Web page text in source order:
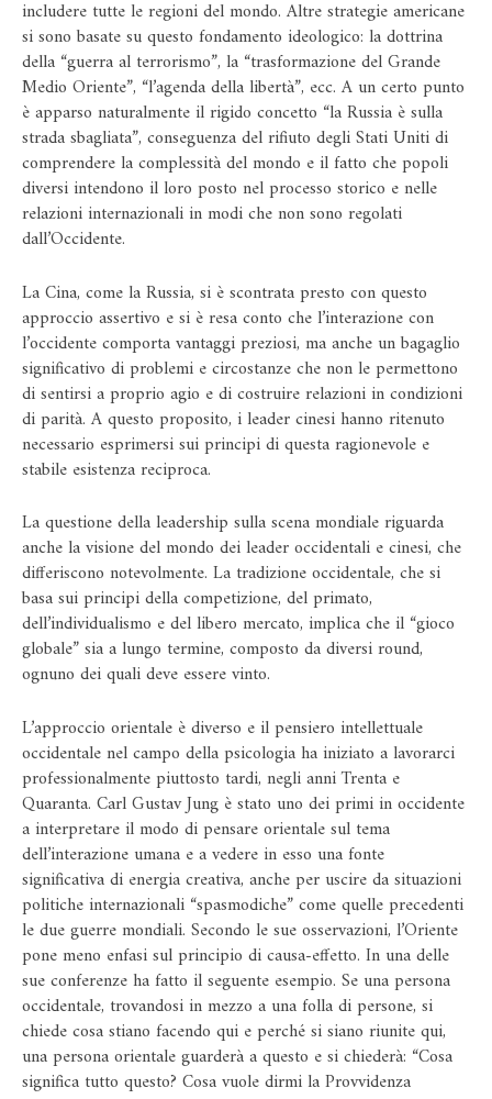
includere tutte le regioni del mondo. Altre strategie americane
si sono basate su questo fondamento ideologico: la dottrina
della “guerra al terrorismo”, la “trasformazione del Grande
Medio Oriente”, “l’agenda della libertà”, ecc. A un certo punto
è apparso naturalmente il rigido concetto “la Russia è sulla
strada sbagliata”, conseguenza del rifiuto degli Stati Uniti di
comprendere la complessità del mondo e il fatto che popoli
diversi intendono il loro posto nel processo storico e nelle
relazioni internazionali in modi che non sono regolati
dall’Occidente.
La Cina, come la Russia, si è scontrata presto con questo
approccio assertivo e si è resa conto che l’interazione con
l’occidente comporta vantaggi preziosi, ma anche un bagaglio
significativo di problemi e circostanze che non le permettono
di sentirsi a proprio agio e di costruire relazioni in condizioni
di parità. A questo proposito, i leader cinesi hanno ritenuto
necessario esprimersi sui principi di questa ragionevole e
stabile esistenza reciproca.
La questione della leadership sulla scena mondiale riguarda
anche la visione del mondo dei leader occidentali e cinesi, che
differiscono notevolmente. La tradizione occidentale, che si
basa sui principi della competizione, del primato,
dell’individualismo e del libero mercato, implica che il “gioco
globale” sia a lungo termine, composto da diversi round,
ognuno dei quali deve essere vinto.
L’approccio orientale è diverso e il pensiero intellettuale
occidentale nel campo della psicologia ha iniziato a lavorarci
professionalmente piuttosto tardi, negli anni Trenta e
Quaranta. Carl Gustav Jung è stato uno dei primi in occidente
a interpretare il modo di pensare orientale sul tema
dell’interazione umana e a vedere in esso una fonte
significativa di energia creativa, anche per uscire da situazioni
politiche internazionali “spasmodiche” come quelle precedenti
le due guerre mondiali. Secondo le sue osservazioni, l’Oriente
pone meno enfasi sul principio di causa-effetto. In una delle
sue conferenze ha fatto il seguente esempio. Se una persona
occidentale, trovandosi in mezzo a una folla di persone, si
chiede cosa stiano facendo qui e perché si siano riunite qui,
una persona orientale guarderà a questo e si chiederà: “Cosa
significa tutto questo? Cosa vuole dirmi la Provvidenza